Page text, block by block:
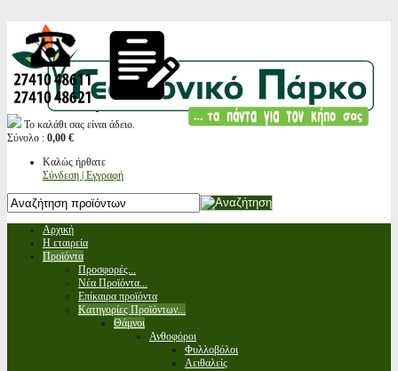
Το καλάθι σας είναι άδειο.
Σύνολο : 0,00 €
Καλώς ήρθατε
Σύνδεση | Εγγραφή
Αρχική
Η εταιρεία
Προϊόντα
Προσφορές...
Νέα Προϊόντα...
Επίκαιρα προϊόντα
Κατηγορίες Προϊόντων...
Θάμνοι
Ανθοφόροι
Φυλλοβόλοι
Αειθαλείς